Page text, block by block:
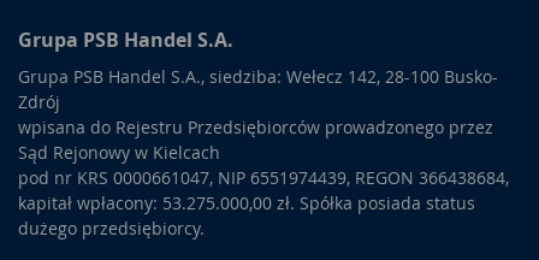
Grupa PSB Handel S.A.
Grupa PSB Handel S.A., siedziba: Wełecz 142, 28-100 Busko-
Zdrój
wpisana do Rejestru Przedsiębiorców prowadzonego przez
Sąd Rejonowy w Kielcach
pod nr KRS 0000661047, NIP 6551974439, REGON 366438684,
kapitał wpłacony: 53.275.000,00 zł. Spółka posiada status
dużego przedsiębiorcy.